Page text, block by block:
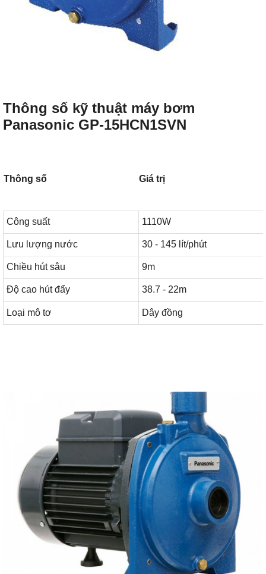
Thông số kỹ thuật máy bơm
Panasonic GP-15HCN1SVN
Thông số Giá trị
Công suất 1110W
Lưu lượng nước 30 - 145 lít/phút
Chiều hút sâu 9m
Độ cao hút đẩy 38.7 - 22m
Loại mô tơ Dây đồng